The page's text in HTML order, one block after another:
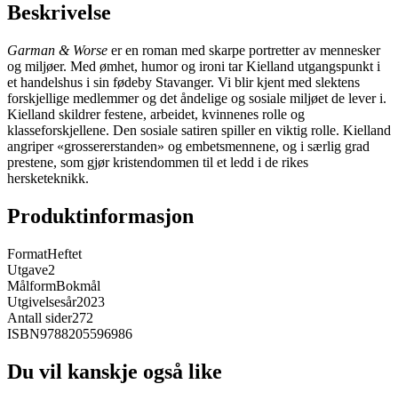
Beskrivelse
Garman & Worse er en roman med skarpe portretter av mennesker
og miljøer. Med ømhet, humor og ironi tar Kielland utgangspunkt i
et handelshus i sin fødeby Stavanger. Vi blir kjent med slektens
forskjellige medlemmer og det åndelige og sosiale miljøet de lever i.
Kielland skildrer festene, arbeidet, kvinnenes rolle og
klasseforskjellene. Den sosiale satiren spiller en viktig rolle. Kielland
angriper «grossererstanden» og embetsmennene, og i særlig grad
prestene, som gjør kristendommen til et ledd i de rikes
hersketeknikk.
Produktinformasjon
FormatHeftet
Utgave2
MålformBokmål
Utgivelsesår2023
Antall sider272
ISBN9788205596986
Du vil kanskje også like